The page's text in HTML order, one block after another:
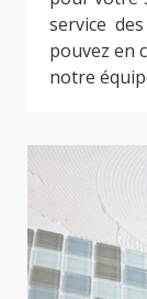
service
pouvez en
notre